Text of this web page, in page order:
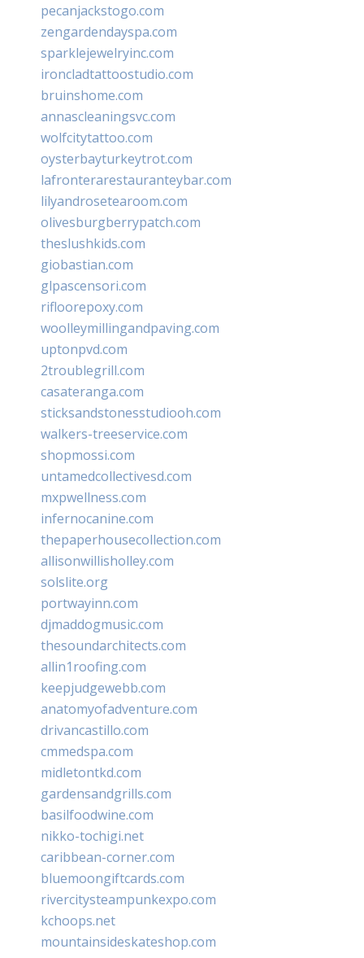
pecanjackstogo.com
zengardendayspa.com
sparklejewelryinc.com
ironcladtattoostudio.com
bruinshome.com
annascleaningsvc.com
wolfcitytattoo.com
oysterbayturkeytrot.com
lafronterarestauranteybar.com
lilyandrosetearoom.com
olivesburgberrypatch.com
theslushkids.com
giobastian.com
glpascensori.com
rifloorepoxy.com
woolleymillingandpaving.com
uptonpvd.com
2troublegrill.com
casateranga.com
sticksandstonesstudiooh.com
walkers-treeservice.com
shopmossi.com
untamedcollectivesd.com
mxpwellness.com
infernocanine.com
thepaperhousecollection.com
allisonwillisholley.com
solslite.org
portwayinn.com
djmaddogmusic.com
thesoundarchitects.com
allin1roofing.com
keepjudgewebb.com
anatomyofadventure.com
drivancastillo.com
cmmedspa.com
midletontkd.com
gardensandgrills.com
basilfoodwine.com
nikko-tochigi.net
caribbean-corner.com
bluemoongiftcards.com
rivercitysteampunkexpo.com
kchoops.net
mountainsideskateshop.com